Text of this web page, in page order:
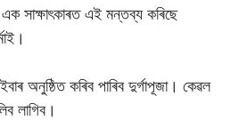
এক সাক্ষাৎকাৰত এই মন্তব্য কৰিছে
অনুষ্ঠিত কৰিব পাৰিব দুৰ্গাপূজা। কেৱল
লাগিব।